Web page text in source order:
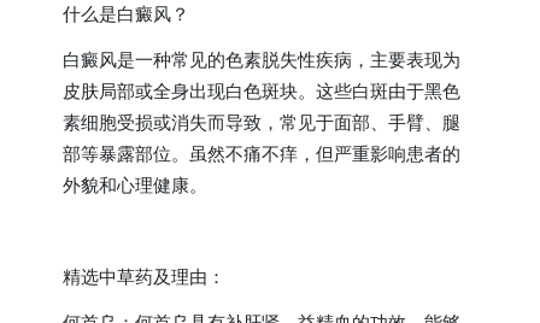
什么是白癜风？
白癜风是一种常见的色素脱失性疾病，主要表现为
皮肤局部或全身出现白色斑块。这些白斑由于黑色
素细胞受损或消失而导致，常见于面部、手臂、腿
部等暴露部位。虽然不痛不痒，但严重影响患者的
外貌和心理健康。
精选中草药及理由：